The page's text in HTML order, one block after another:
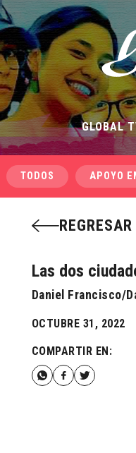
GLOBAL
TODOS APOYO
REGRESAR
Las dos
Daniel Francisco/
OCTUBRE 31, 2022
COMPARTIR EN: